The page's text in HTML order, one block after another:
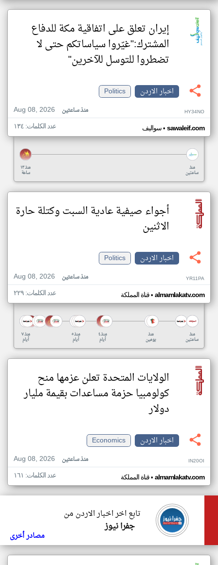
إيران تعلق على اتفاقية مكة للدفاع
المشترك:"غيّروا سياساتكم حتى لا
تضطروا للتوسل للآخرين"
اخبار الاردن
Politics
Aug 08, 2026
منذ ساعتين HY34NO
سواليف• sawaleif.com عدد الكلمات: ١٣٤
منذ ١٣
ساعة
منذ
ساعتين
أجواء صيفية عادية السبت وكتلة حارة
الاثنين
اخبار الاردن
Politics
Aug 08, 2026
منذ ساعتين YR11PA
قناة المملكة• almamlakatv.com عدد الكلمات: ٢٢٩
منذ ٧
أيام
منذ ٥
أيام
منذ ٤
أيام
منذ
يومين
منذ
ساعتين
الولايات المتحدة تعلن عزمها منح
كولومبيا حزمة مساعدات بقيمة مليار
دولار
اخبار الاردن
Economics
Aug 08, 2026
منذ ساعتين IN20OI
قناة المملكة• almamlakatv.com عدد الكلمات: ١٦١
تابع اخر اخبار الاردن من
جفرا نيوز
مصادر أخرى